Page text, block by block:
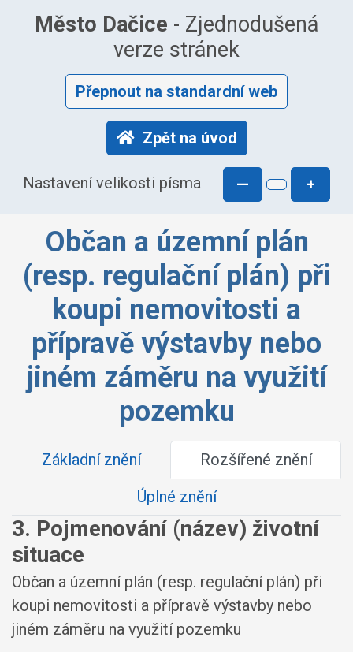
Město Dačice - Zjednodušená
verze stránek
Přepnout na standardní web
Zpět na úvod
Nastavení velikosti písma — +
Občan a územní plán
(resp. regulační plán) při
koupi nemovitosti a
přípravě výstavby nebo
jiném záměru na využití
pozemku
Základní znění
Rozšířené znění
Úplné znění
3. Pojmenování (název) životní
situace
Občan a územní plán (resp. regulační plán) při
koupi nemovitosti a přípravě výstavby nebo
jiném záměru na využití pozemku